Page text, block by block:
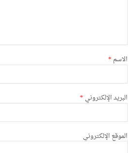
الاسم *
البريد الإلكتروني *
الموقع الإلكتروني